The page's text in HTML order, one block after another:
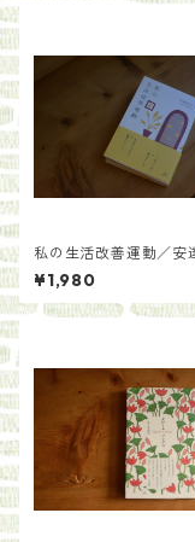
私の生活改善運動／安
子 初版サイン入り
¥1,980